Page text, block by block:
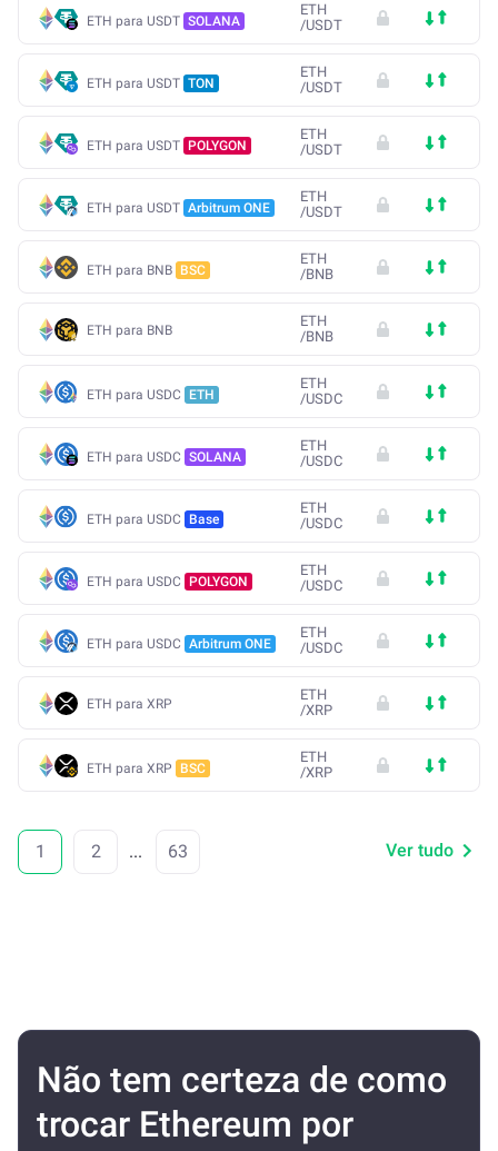
ETH para USDT SOLANA
ETH
/USDT
ETH para USDT TON
ETH
/USDT
ETH para USDT POLYGON
ETH
/USDT
ETH para USDT Arbitrum ONE
ETH
/USDT
ETH para BNB BSC
ETH
/BNB
ETH para BNB
ETH
/BNB
ETH para USDC ETH
ETH
/USDC
ETH para USDC SOLANA
ETH
/USDC
ETH para USDC Base
ETH
/USDC
ETH para USDC POLYGON
ETH
/USDC
ETH para USDC Arbitrum ONE
ETH
/USDC
ETH para XRP
ETH
/XRP
ETH para XRP BSC
ETH
/XRP
1 2 ... 63 Ver tudo
Não tem certeza de como
trocar Ethereum por